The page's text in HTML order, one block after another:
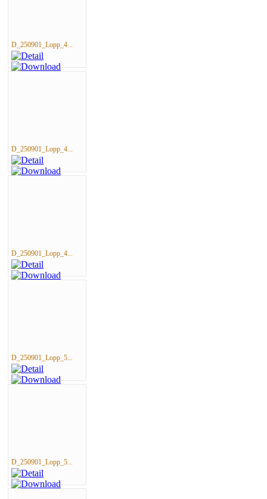
D_250901_Lopp_4...
D_250901_Lopp_4...
D_250901_Lopp_4...
D_250901_Lopp_5...
D_250901_Lopp_5...